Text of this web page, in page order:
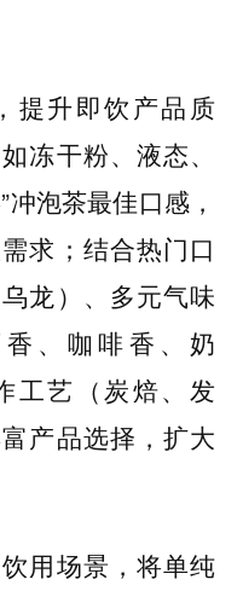
提升即饮产品质
冻干粉、液态、
泡茶最佳口感，
求；结合热门口
龙）、多元气味
、咖啡香、奶
工艺（炭焙、发
产品选择，扩大
用场景，将单纯